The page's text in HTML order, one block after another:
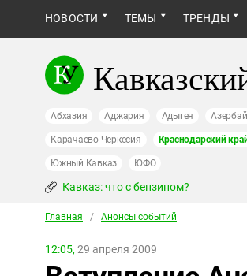
НОВОСТИ ТЕМЫ ТРЕНДЫ
Абхазия Аджария Адыгея
Карачаево-Черкесия Краснодарский
Южный Кавказ ЮФО
Кавказ: что с бензином?
Главная / Анонсы событий
12:05, 29 апреля 2009